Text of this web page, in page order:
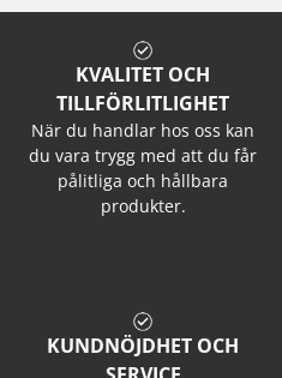
KVALITET OCH
TILLFÖRLITLIGHET
När du handlar hos oss kan
du vara trygg med att du får
pålitliga och hållbara
produkter.
KUNDNÖJDHET OCH